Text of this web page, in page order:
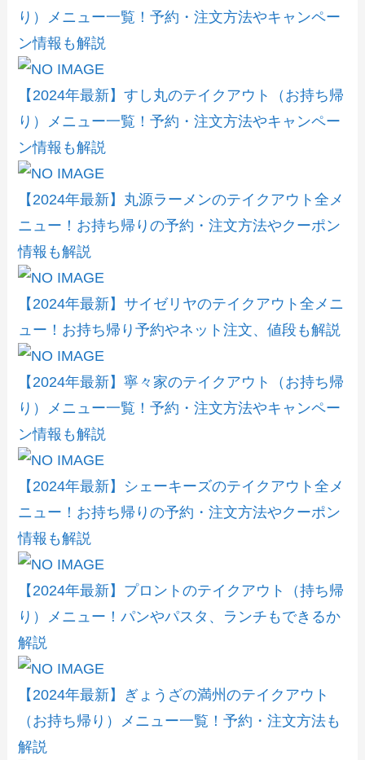
り）メニュー一覧！予約・注文方法やキャンペー
ン情報も解説
【2024年最新】すし丸のテイクアウト（お持ち帰
り）メニュー一覧！予約・注文方法やキャンペー
ン情報も解説
【2024年最新】丸源ラーメンのテイクアウト全メ
ニュー！お持ち帰りの予約・注文方法やクーポン
情報も解説
【2024年最新】サイゼリヤのテイクアウト全メニ
ュー！お持ち帰り予約やネット注文、値段も解説
【2024年最新】寧々家のテイクアウト（お持ち帰
り）メニュー一覧！予約・注文方法やキャンペー
ン情報も解説
【2024年最新】シェーキーズのテイクアウト全メ
ニュー！お持ち帰りの予約・注文方法やクーポン
情報も解説
【2024年最新】プロントのテイクアウト（持ち帰
り）メニュー！パンやパスタ、ランチもできるか
解説
【2024年最新】ぎょうざの満州のテイクアウト
（お持ち帰り）メニュー一覧！予約・注文方法も
解説